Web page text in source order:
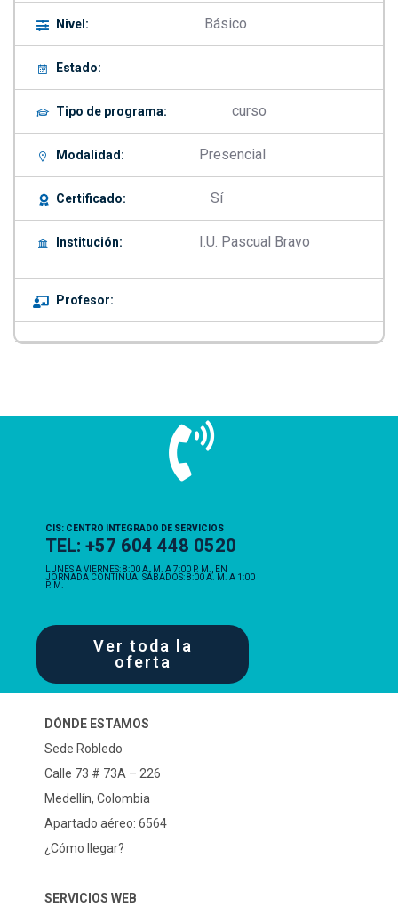
Nivel: Básico
Estado:
Tipo de programa: curso
Modalidad: Presencial
Certificado: Sí
Institución: I.U. Pascual Bravo
Profesor:
CIS: CENTRO INTEGRADO DE SERVICIOS
TEL: +57 604 448 0520
LUNES A VIERNES: 8:00 A. M. A 7:00 P. M., EN
JORNADA CONTINUA. SÁBADOS: 8:00 A. M. A 1:00
P. M.
Ver toda la
oferta
DÓNDE ESTAMOS
Sede Robledo
Calle 73 # 73A – 226
Medellín, Colombia
Apartado aéreo: 6564
¿Cómo llegar?
SERVICIOS WEB